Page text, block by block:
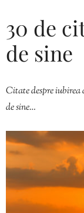
30 de
de sine
Citate despre iubirea
de sine…